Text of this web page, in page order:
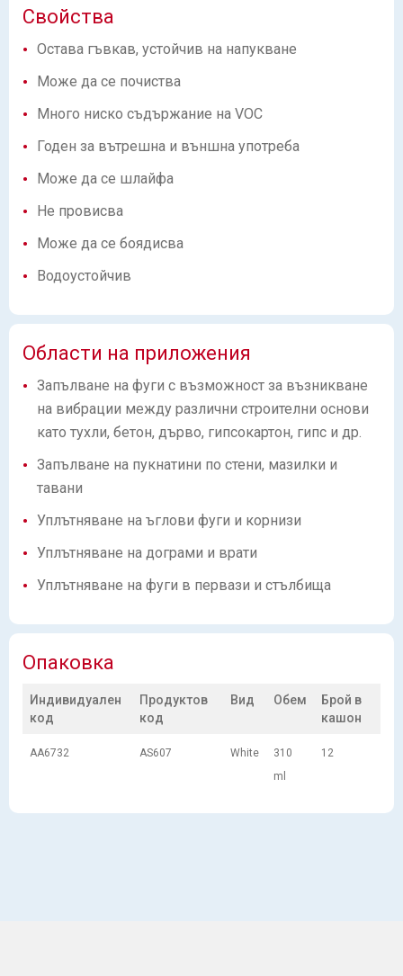
Свойства
Остава гъвкав, устойчив на напукване
Може да се почиства
Много ниско съдържание на VOC
Годен за вътрешна и външна употреба
Може да се шлайфа
Не провисва
Може да се боядисва
Водоустойчив
Области на приложения
Запълване на фуги с възможност за възникване
на вибрации между различни строителни основи
като тухли, бетон, дърво, гипсокартон, гипс и др.
Запълване на пукнатини по стени, мазилки и
тавани
Уплътняване на ъглови фуги и корнизи
Уплътняване на дограми и врати
Уплътняване на фуги в первази и стълбища
Опаковка
Индивидуален
код
Продуктов
код
Вид Обем
Брой в
кашон
AA6732 AS607 White
310
ml
12